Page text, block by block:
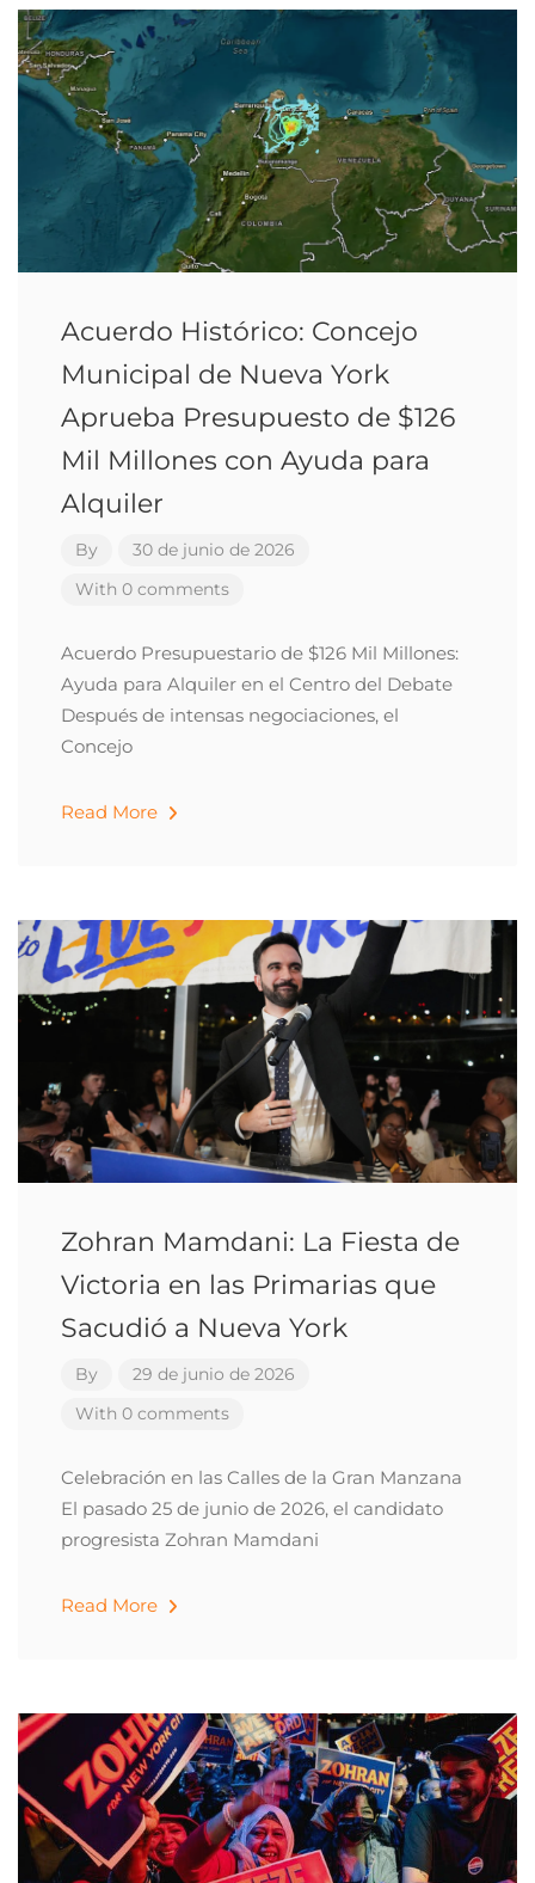
Acuerdo Histórico: Concejo
Municipal de Nueva York
Aprueba Presupuesto de $126
Mil Millones con Ayuda para
Alquiler
By
30 de junio de 2026
With 0 comments
Acuerdo Presupuestario de $126 Mil Millones:
Ayuda para Alquiler en el Centro del Debate
Después de intensas negociaciones, el
Concejo
Read More
Zohran Mamdani: La Fiesta de
Victoria en las Primarias que
Sacudió a Nueva York
By
29 de junio de 2026
With 0 comments
Celebración en las Calles de la Gran Manzana
El pasado 25 de junio de 2026, el candidato
progresista Zohran Mamdani
Read More